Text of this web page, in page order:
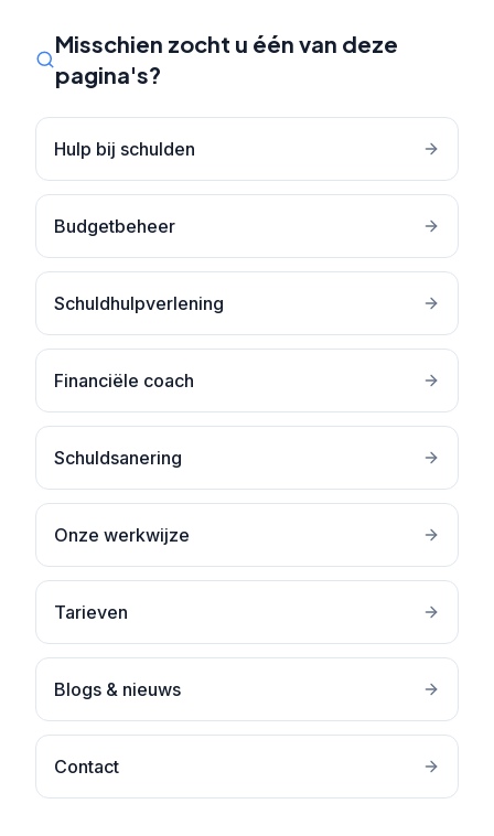
Misschien zocht u één van deze
pagina's?
Hulp bij schulden
Budgetbeheer
Schuldhulpverlening
Financiële coach
Schuldsanering
Onze werkwijze
Tarieven
Blogs & nieuws
Contact